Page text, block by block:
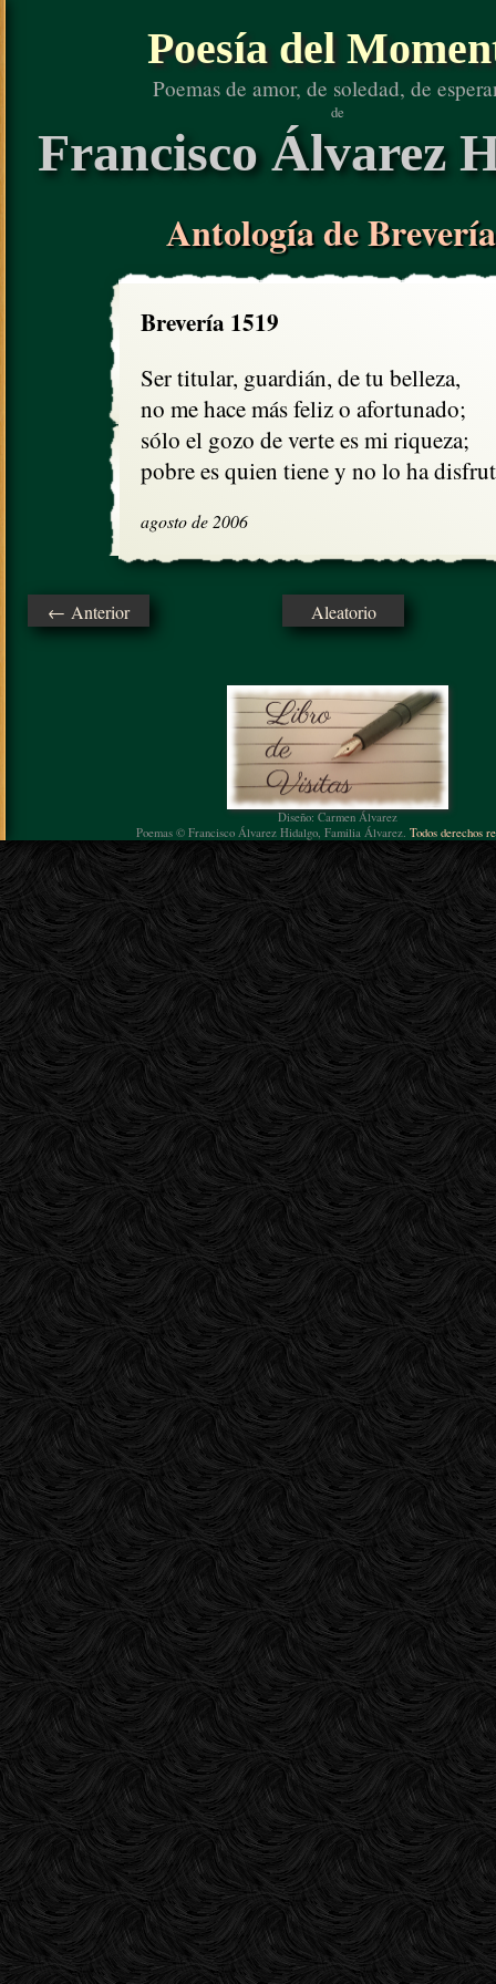
Poesía del
Poemas de amor, de soledad, de
de
Francisco Álvarez
Antología de
Brevería 1519
Ser titular, guardián, de tu belleza,
no me hace más feliz o afortunado;
sólo el gozo de verte es mi riqueza;
pobre es quien tiene y no lo ha
agosto de 2006
← Anterior Aleatorio
Diseño: Carmen Álvarez
Poemas © Francisco Álvarez Hidalgo, Familia Álvarez. Todos derechos